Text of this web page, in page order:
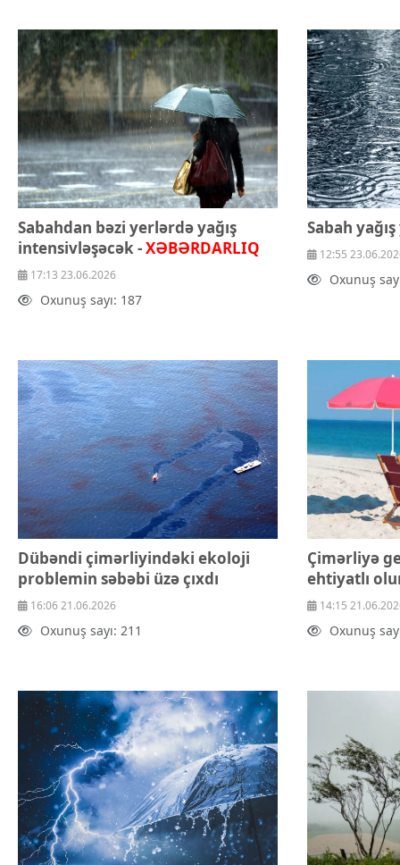
Mətbuat-150
Əlaqə
Missiyamız
Sabahdan bəzi yerlərdə yağış
intensivləşəcək -XƏBƏRDARLIQ
17:13 23.06.2026
Oxunuş sayı: 187
Sabah
12:55
Oxunuş
Dübəndi çimərliyindəki ekoloji
problemin səbəbi üzə çıxdı
16:06 21.06.2026
Oxunuş sayı: 211
Çimərliyə
ehtiyatlı
14:15
Oxunuş